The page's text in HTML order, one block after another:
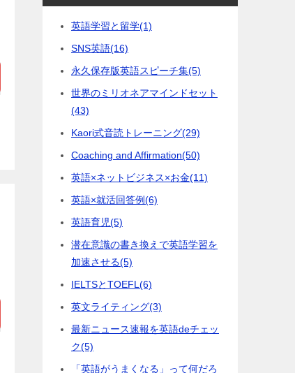
英語学習と留学(1)
SNS英語(16)
永久保存版英語スピーチ集(5)
世界のミリオネアマインドセット
(43)
Kaori式音読トレーニング(29)
Coaching and Affirmation(50)
英語×ネットビジネス×お金(11)
英語×就活回答例(6)
英語育児(5)
潜在意識の書き換えで英語学習を
加速させる(5)
IELTSとTOEFL (6)
英文ライティング(3)
最新ニュース速報を英語deチェッ
ク(5)
「英語がうまくなる」って何だろ